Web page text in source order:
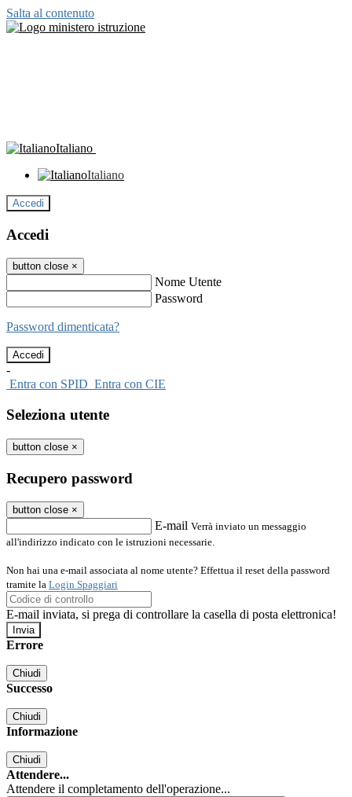
Salta al contenuto
Italiano
Italiano
Accedi
Accedi
button close ×
Nome Utente
Password
Password dimenticata?
-
Entra con SPID Entra con CIE
Seleziona utente
button close ×
Recupero password
button close ×
E-mail Verrà inviato un messaggio
all'indirizzo indicato con le istruzioni necessarie.
Non hai una e-mail associata al nome utente? Effettua il reset della password
tramite la Login Spaggiari
E-mail inviata, si prega di controllare la casella di posta elettronica!
Errore
Chiudi
Successo
Chiudi
Informazione
Chiudi
Attendere...
Attendere il completamento dell'operazione...